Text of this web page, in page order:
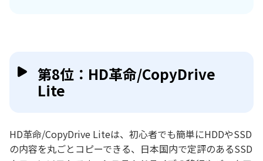
第8位：HD革命/CopyDrive
Lite
HD革命/CopyDrive Liteは、初心者でも簡単にHDDやSSD
の内容を丸ごとコピーできる、日本国内で定評のあるSSD